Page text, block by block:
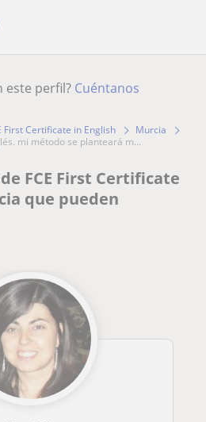
este perfil? Cuéntanos
First Certificate in English
Murcia
mi método se planteará m...
FCE First Certificate
que pueden